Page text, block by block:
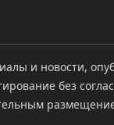
и новости,
без